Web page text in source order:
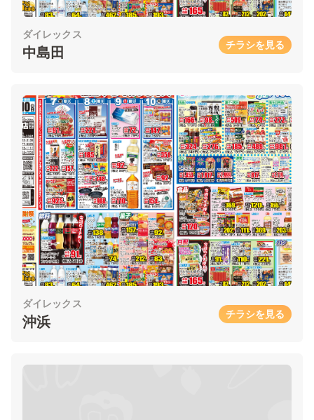
ダイレックス
中島田 チラシを見る
ダイレックス
沖浜 チラシを見る